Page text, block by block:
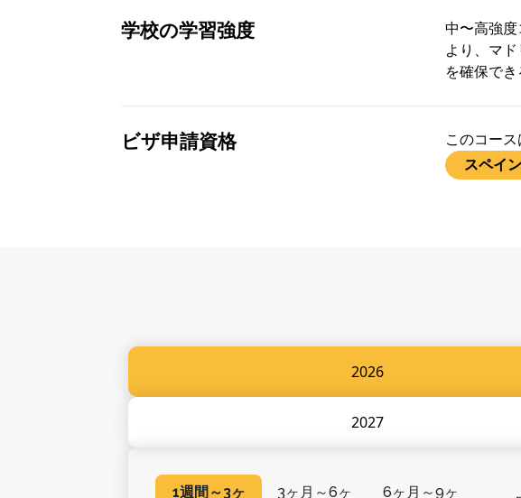
学校の学習強度
中〜高強
より、マ
を確保で
ビザ申請資格
このコース
スペイ
2026
2027
1週間～3ヶ 3ヶ月～6ヶ 6ヶ月～9ヶ